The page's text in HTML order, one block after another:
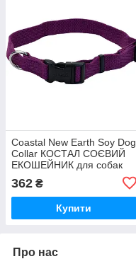
Coastal New Earth Soy Dog
Collar КОСТАЛ СОЄВИЙ
ЕКОШЕЙНИК для собак
362 ₴
Купити
Про нас